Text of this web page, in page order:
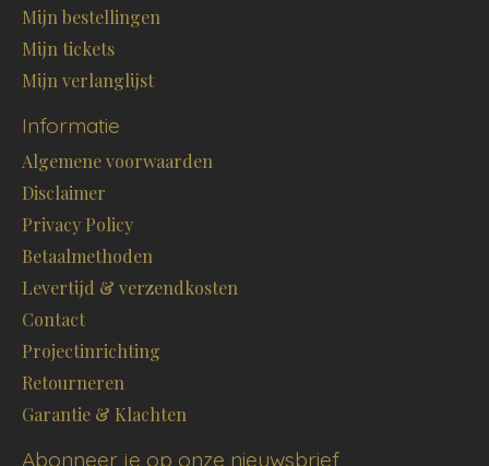
Mijn bestellingen
Mijn tickets
Mijn verlanglijst
Informatie
Algemene voorwaarden
Disclaimer
Privacy Policy
Betaalmethoden
Levertijd & verzendkosten
Contact
Projectinrichting
Retourneren
Garantie & Klachten
Abonneer je op onze nieuwsbrief